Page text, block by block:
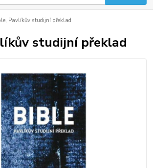
Pavlíkův studijní překlad
studijní překlad